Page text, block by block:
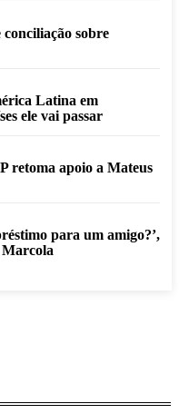
sobre
Latina em
ele vai passar
retoma apoio a Mateus
para um amigo?’,